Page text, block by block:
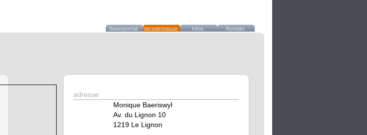
Swissportail Verzeichnisse Infos Kontakt
adresse
Monique Baeriswyl
Av. du Lignon 10
1219 Le Lignon